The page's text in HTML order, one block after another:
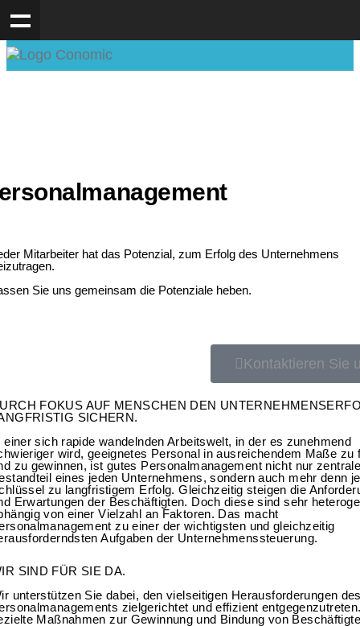
Mitarbeiter hat das Potenzial, zum Erfolg des Unternehmens
Sie uns gemeinsam die Potenziale heben.
Kontaktieren Sie
FOKUS AUF MENSCHEN DEN
SICHERN.
einer sich rapide wandelnden Arbeitswelt, in der es zunehmend
wird, geeignetes Personal in ausreichendem Maße zu
zu gewinnen, ist gutes Personalmanagement nicht nur
eines jeden Unternehmens, sondern auch mehr denn je
zu langfristigem Erfolg. Gleichzeitig steigen die
Erwartungen der Beschäftigten. Doch diese sind sehr
von einer Vielzahl an Faktoren. Das macht
zu einer der wichtigsten und gleichzeitig
Aufgaben der Unternehmenssteuerung.
SIND FÜR SIE DA.
unterstützen Sie dabei, den vielseitigen Herausforderungen
zielgerichtet und effizient
Maßnahmen zur Gewinnung und Bindung von